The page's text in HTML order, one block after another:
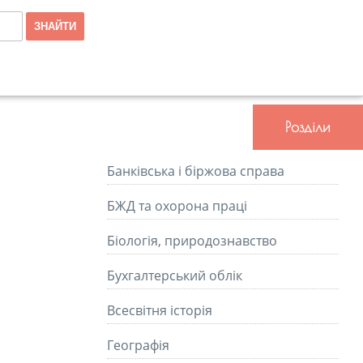
Розділи
Банківська і біржова справа
БЖД та охорона праці
Біологія, природознавство
Бухгалтерський облік
Всесвітня історія
Географія